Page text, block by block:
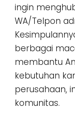
ingin
WA/Telpon
berbagai
membantu
kebutuhan
perusahaan,
komunitas.